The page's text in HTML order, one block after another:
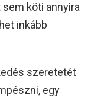
köti annyira
inkább
szeretetét
egy